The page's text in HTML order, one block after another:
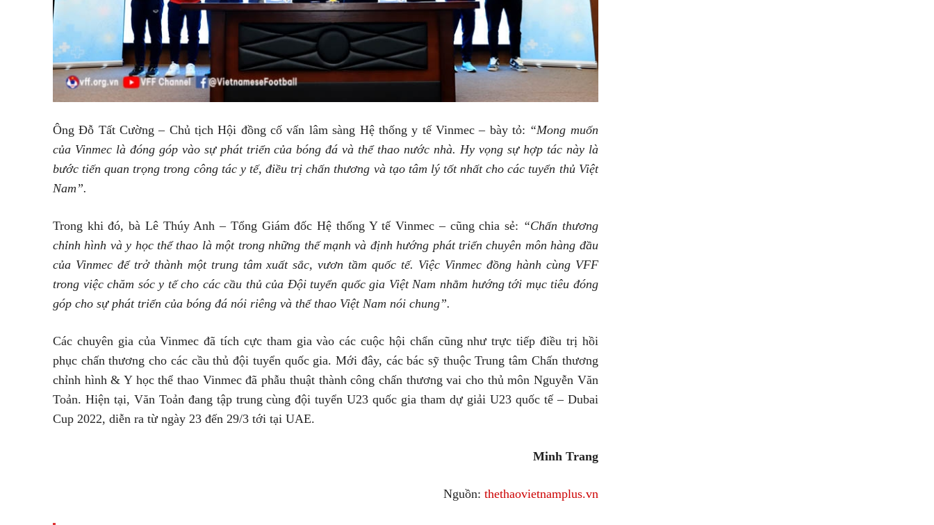
Ông Đỗ Tất Cường – Chủ tịch Hội đồng cố vấn lâm sàng Hệ thống y tế Vinmec – bày tỏ: “Mong muốn
của Vinmec là đóng góp vào sự phát triển của bóng đá và thể thao nước nhà. Hy vọng sự hợp tác này là
bước tiến quan trọng trong công tác y tế, điều trị chấn thương và tạo tâm lý tốt nhất cho các tuyển thủ Việt
Nam”.
Trong khi đó, bà Lê Thúy Anh – Tổng Giám đốc Hệ thống Y tế Vinmec – cũng chia sẻ: “Chấn thương
chỉnh hình và y học thể thao là một trong những thế mạnh và định hướng phát triển chuyên môn hàng đầu
của Vinmec để trở thành một trung tâm xuất sắc, vươn tầm quốc tế. Việc Vinmec đồng hành cùng VFF
trong việc chăm sóc y tế cho các cầu thủ của Đội tuyển quốc gia Việt Nam nhằm hướng tới mục tiêu đóng
góp cho sự phát triển của bóng đá nói riêng và thể thao Việt Nam nói chung”.
Các chuyên gia của Vinmec đã tích cực tham gia vào các cuộc hội chẩn cũng như trực tiếp điều trị hồi
phục chấn thương cho các cầu thủ đội tuyển quốc gia. Mới đây, các bác sỹ thuộc Trung tâm Chấn thương
chỉnh hình & Y học thể thao Vinmec đã phẫu thuật thành công chấn thương vai cho thủ môn Nguyễn Văn
Toản. Hiện tại, Văn Toản đang tập trung cùng đội tuyển U23 quốc gia tham dự giải U23 quốc tế – Dubai
Cup 2022, diễn ra từ ngày 23 đến 29/3 tới tại UAE.
Minh Trang
Nguồn: thethaovietnamplus.vn